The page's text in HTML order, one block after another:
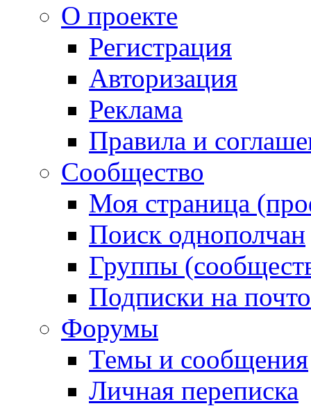
О проекте
Регистрация
Авторизация
Реклама
Правила и
Сообщество
Моя страница
Поиск однополчан
Группы
Подписки на
Форумы
Темы и сообщения
Личная переписка